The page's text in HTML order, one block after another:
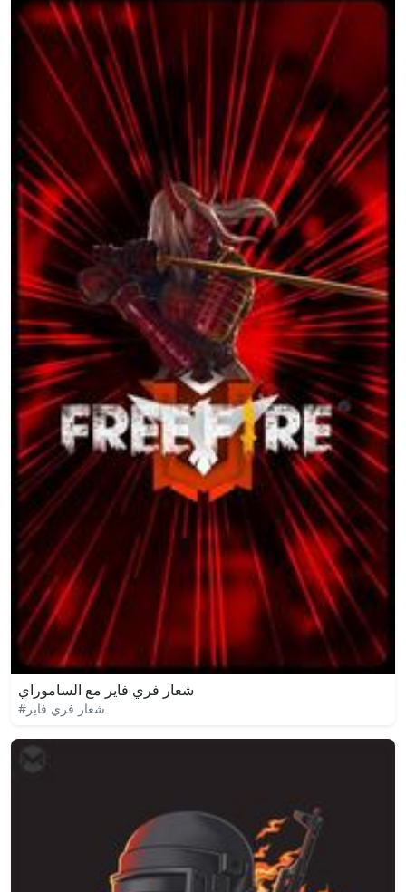
شعار فري فاير مع الساموراي
#شعار فري فاير